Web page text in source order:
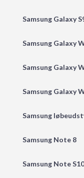
Samsung Galaxy
Samsung Galaxy
Samsung Galaxy
Samsung Galaxy
Samsung
Samsung Note 8
Samsung Note